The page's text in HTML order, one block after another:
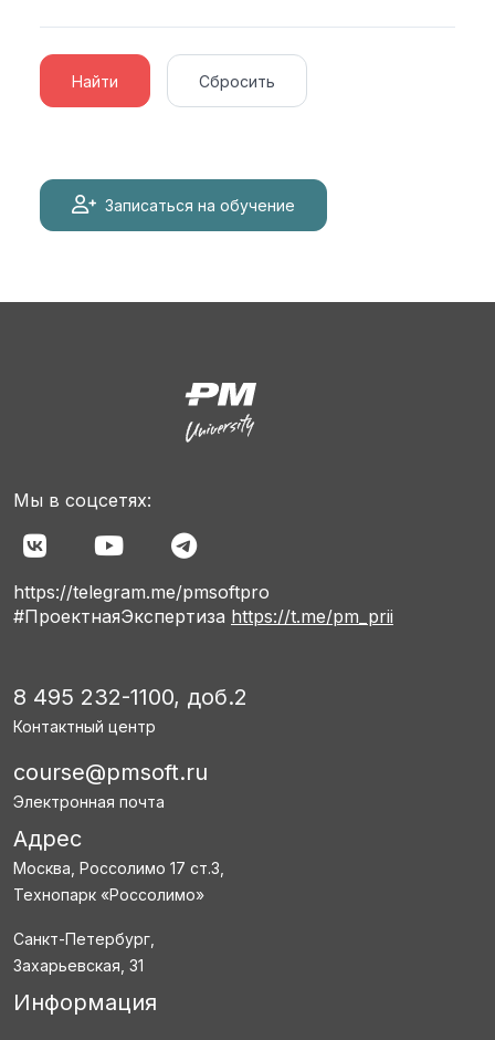
Найти Сбросить
Записаться на обучение
Мы в соцсетях:
https://telegram.me/pmsoftpro
#ПроектнаяЭкспертиза https://t.me/pm_prii
8 495 232-1100, доб.2
Контактный центр
course@pmsoft.ru
Электронная почта
Адрес
Москва, Россолимо 17 ст.3,
Технопарк «Россолимо»
Санкт-Петербург,
Захарьевская, 31
Информация